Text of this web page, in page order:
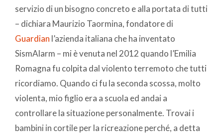
servizio di un bisogno concreto e alla portata di tutti
– dichiara Maurizio Taormina, fondatore di
Guardian l’azienda italiana che ha inventato
SismAlarm – mi è venuta nel 2012 quando l’Emilia
Romagna fu colpita dal violento terremoto che tutti
ricordiamo. Quando ci fu la seconda scossa, molto
violenta, mio figlio era a scuola ed andai a
controllare la situazione personalmente. Trovai i
bambini in cortile per la ricreazione perché, a detta